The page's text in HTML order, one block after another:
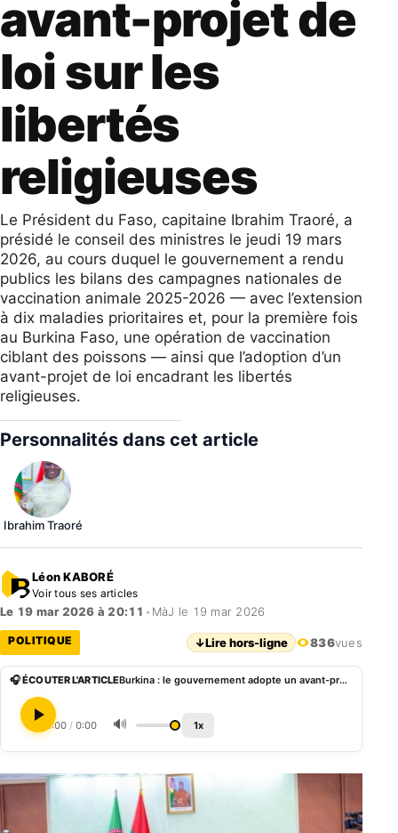
avant-projet de
loi sur les
libertés
religieuses
Le Président du Faso, capitaine Ibrahim Traoré, a
présidé le conseil des ministres le jeudi 19 mars
2026, au cours duquel le gouvernement a rendu
publics les bilans des campagnes nationales de
vaccination animale 2025-2026 — avec l’extension
à dix maladies prioritaires et, pour la première fois
au Burkina Faso, une opération de vaccination
ciblant des poissons — ainsi que l’adoption d’un
avant-projet de loi encadrant les libertés
religieuses.
Personnalités dans cet article
Ibrahim Traoré
Léon KABORÉ
Voir tous ses articles
Le 19 mar 2026 à 20:11 • MàJ le 19 mar 2026
POLITIQUE ↓Lire hors-ligne 836vues
🎧 ÉCOUTER L'ARTICLE Burkina : le gouvernement adopte un avant-projet de loi sur les libertés religieuses
0:00 / 0:00 🔊 1x